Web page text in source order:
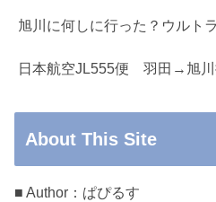
旭川に何しに行った？ウルト
日本航空JL555便 羽田→旭川
About This Site
■ Author：ぱぴるす